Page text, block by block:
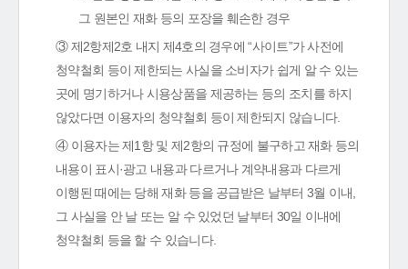
그 원본인 재화 등의 포장을 훼손한 경우
③ 제2항제2호 내지 제4호의 경우에 “사이트”가 사전에
청약철회 등이 제한되는 사실을 소비자가 쉽게 알 수 있는
곳에 명기하거나 시용상품을 제공하는 등의 조치를 하지
않았다면 이용자의 청약철회 등이 제한되지 않습니다.
④ 이용자는 제1항 및 제2항의 규정에 불구하고 재화 등의
내용이 표시·광고 내용과 다르거나 계약내용과 다르게
이행된 때에는 당해 재화 등을 공급받은 날부터 3월 이내,
그 사실을 안 날 또는 알 수 있었던 날부터 30일 이내에
청약철회 등을 할 수 있습니다.